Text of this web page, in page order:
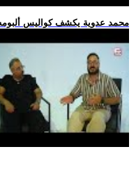
.. محمد عدوية يكشف كواليس